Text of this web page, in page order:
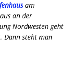
am
an der
Nordwesten geht
Dann steht man